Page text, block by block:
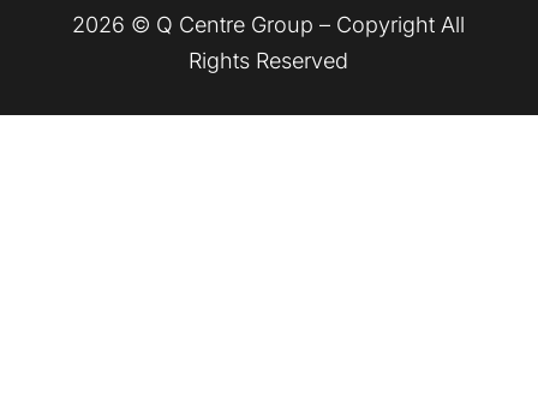
2026 © Q Centre Group – Copyright All
Rights Reserved